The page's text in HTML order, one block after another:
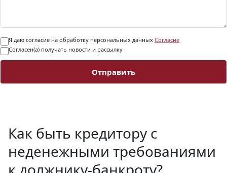
Я даю согласие на обработку персональных данных Согласие
Согласен(а) получать новости и рассылку
Отправить
Как быть кредитору с
неденежными требованиями